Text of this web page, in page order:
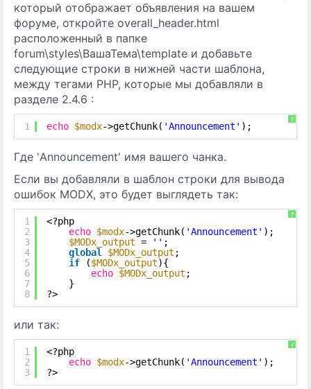
который отображает объявления на вашем
форуме, откройте overall_header.html
расположенный в папке
forum\styles\ВашаТема\template и добавьте
следующие строки в нижней части шаблона,
между тегами PHP, которые мы добавляли в
разделе 2.4.6 :
?
1 echo $modx->getChunk( 'Announcement' );
Где 'Announcement' имя вашего чанка.
Если вы добавляли в шаблон строки для вывода
ошибок MODX, это будет выглядеть так:
?
1
2
3
4
5
6
7
8
<?php
echo $modx->getChunk( 'Announcement' );
$MODx_output = '' ;
global
$MODx_output ;
if
($MODx_output){
echo $MODx_output ;
}
?>
или так:
?
1
2
3
<?php
echo $modx->getChunk( 'Announcement' );
?>